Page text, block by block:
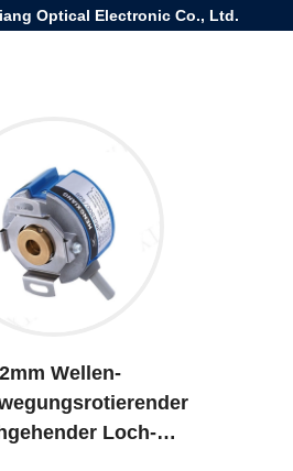
Optical Electronic Co., Ltd.
Wellen-
Loch-